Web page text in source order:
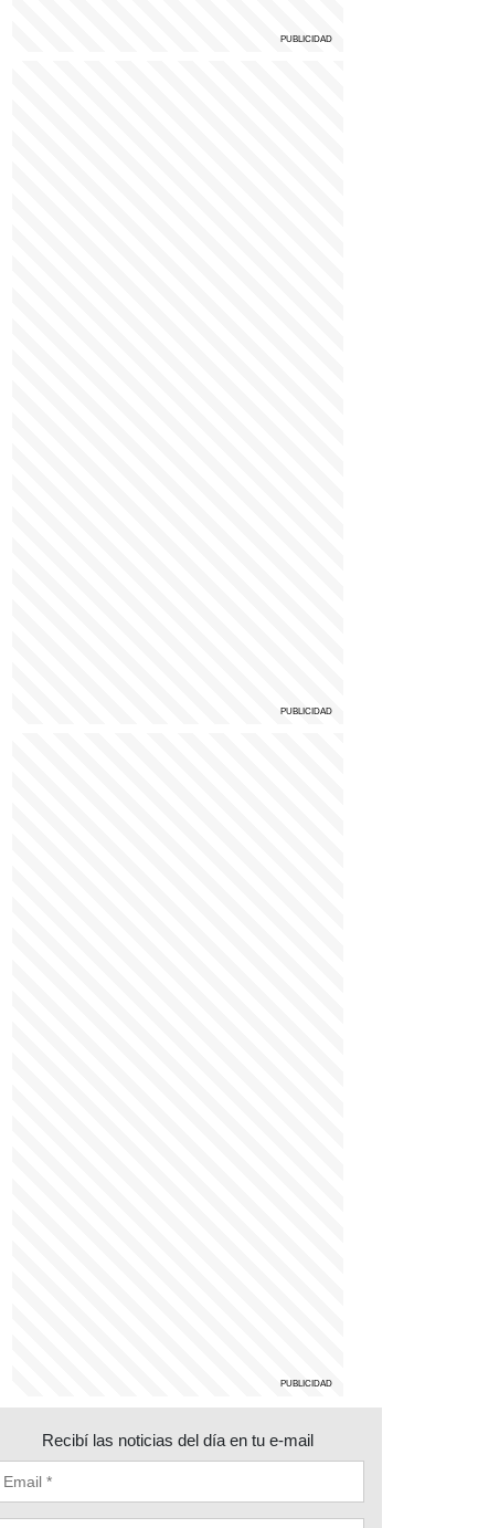
Recibí las noticias del día en tu e-mail